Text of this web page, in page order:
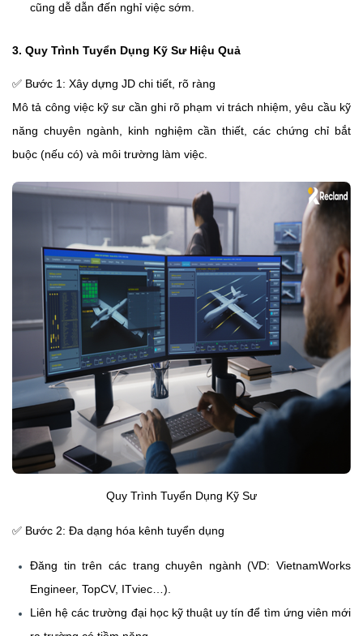
cũng dễ dẫn đến nghỉ việc sớm.
3. Quy Trình Tuyển Dụng Kỹ Sư Hiệu Quả
✅ Bước 1: Xây dựng JD chi tiết, rõ ràng
Mô tả công việc kỹ sư cần ghi rõ phạm vi trách nhiệm, yêu cầu kỹ
năng chuyên ngành, kinh nghiệm cần thiết, các chứng chỉ bắt
buộc (nếu có) và môi trường làm việc.
Quy Trình Tuyển Dụng Kỹ Sư
✅ Bước 2: Đa dạng hóa kênh tuyển dụng
Đăng tin trên các trang chuyên ngành (VD: VietnamWorks
Engineer, TopCV, ITviec…).
Liên hệ các trường đại học kỹ thuật uy tín để tìm ứng viên mới